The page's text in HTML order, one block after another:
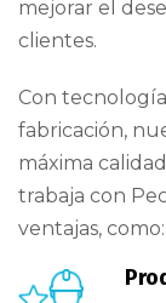
mejorar el
clientes.
Con
fabricación,
máxima
trabaja con
ventajas, como: